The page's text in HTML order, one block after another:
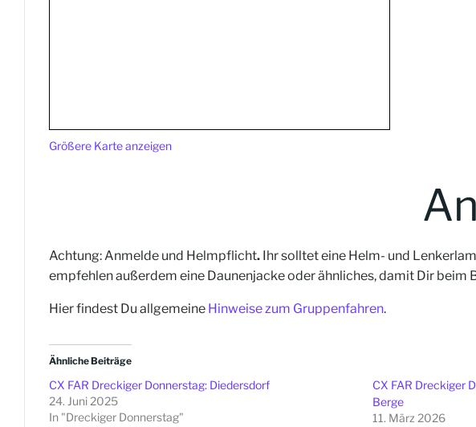
Größere Karte anzeigen
Achtung: Anmelde und Helmpflicht. Ihr solltet eine Helm- und
empfehlen außerdem eine Daunenjacke oder ähnliches, damit Dir
Hier findest Du allgemeine Hinweise zum Gruppenfahren.
Ähnliche Beiträge
CX FAR Dreckiger Donnerstag: Diedersdorf
24. Juni 2025
In "Dreckiger Donnerstag"
CX FAR Dreckiger
Berge
11. März 2026